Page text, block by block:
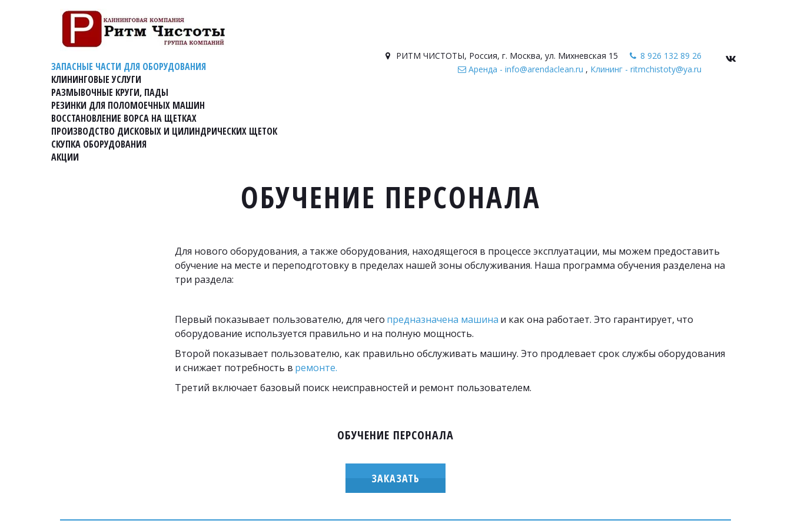
ЗАПАСНЫЕ ЧАСТИ ДЛЯ ОБОРУДОВАНИЯ
КЛИНИНГОВЫЕ УСЛУГИ
РАЗМЫВОЧНЫЕ КРУГИ, ПАДЫ
РЕЗИНКИ ДЛЯ ПОЛОМОЕЧНЫХ МАШИН
ВОССТАНОВЛЕНИЕ ВОРСА НА ЩЕТКАХ
ПРОИЗВОДСТВО ДИСКОВЫХ И ЦИЛИНДРИЧЕСКИХ ЩЕТОК
СКУПКА ОБОРУДОВАНИЯ
АКЦИИ
8 926 132 89 26
РИТМ ЧИСТОТЫ, Россия, г. Москва, ул. Михневская 15
Аренда - info@arendaclean.ru , Клининг - ritmchistoty@ya.ru
ОБУЧЕНИЕ ПЕРСОНАЛА
Для нового оборудования, а также оборудования, находящегося в процессе эксплуатации, мы можем предоставить
обучение на месте и переподготовку в пределах нашей зоны обслуживания. Наша программа обучения разделена на
три раздела:
Первый показывает пользователю, для чего предназначена машина и как она работает. Это гарантирует, что
оборудование используется правильно и на полную мощность.
Второй показывает пользователю, как правильно обслуживать машину. Это продлевает срок службы оборудования
и снижает потребность в ремонте.
Третий включает базовый поиск неисправностей и ремонт пользователем.
ОБУЧЕНИЕ ПЕРСОНАЛА
ЗАКАЗАТЬ